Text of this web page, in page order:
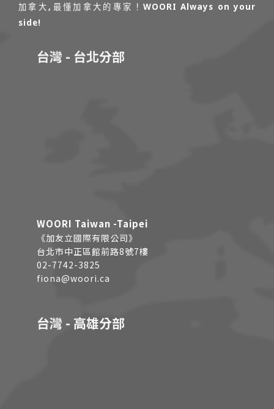
加拿大,最懂加拿大的專家！WOORI Always on your
side!
台灣 - 台北分部
WOORI Taiwan -Taipei
《加友立國際有限公司》
台北市中正區館前路8號7樓
02-7742-3825
fiona@woori.ca
台灣 - 高雄分部